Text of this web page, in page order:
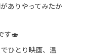
ありやってみたか
す🍣
ひとり映画、温